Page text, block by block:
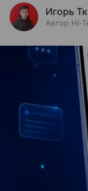
Игорь
Автор Hi-